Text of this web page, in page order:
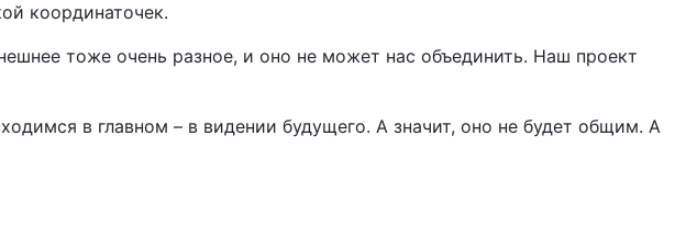
координаточек.
тоже очень разное, и оно не может нас объединить. Наш проект
в главном – в видении будущего. А значит, оно не будет общим. А